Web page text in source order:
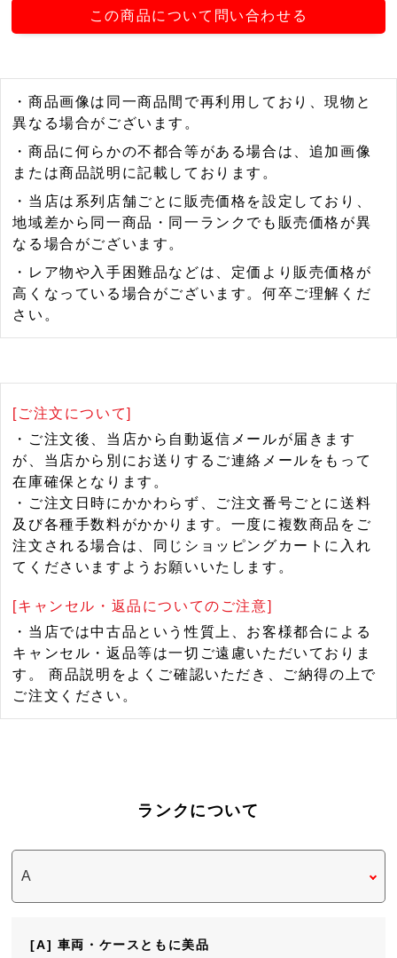
この商品について問い合わせる
・商品画像は同一商品間で再利用しており、現物と
異なる場合がございます。
・商品に何らかの不都合等がある場合は、追加画像
または商品説明に記載しております。
・当店は系列店舗ごとに販売価格を設定しており、
地域差から同一商品・同一ランクでも販売価格が異
なる場合がございます。
・レア物や入手困難品などは、定価より販売価格が
高くなっている場合がございます。何卒ご理解くだ
さい。
[ご注文について]
・ご注文後、当店から自動返信メールが届きます
が、当店から別にお送りするご連絡メールをもって
在庫確保となります。
・ご注文日時にかかわらず、ご注文番号ごとに送料
及び各種手数料がかかります。一度に複数商品をご
注文される場合は、同じショッピングカートに入れ
てくださいますようお願いいたします。
[キャンセル・返品についてのご注意]
・当店では中古品という性質上、お客様都合による
キャンセル・返品等は一切ご遠慮いただいておりま
す。 商品説明をよくご確認いただき、ご納得の上で
ご注文ください。
ランクについて
[A] 車両・ケースともに美品